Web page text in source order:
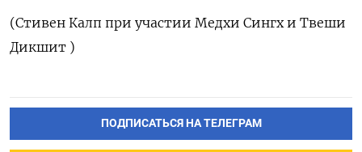
(Стивен ‌Калп при участии ​Медхи Сингх и ‌Твеши
Дикшит )
ПОДПИСАТЬСЯ НА ТЕЛЕГРАМ